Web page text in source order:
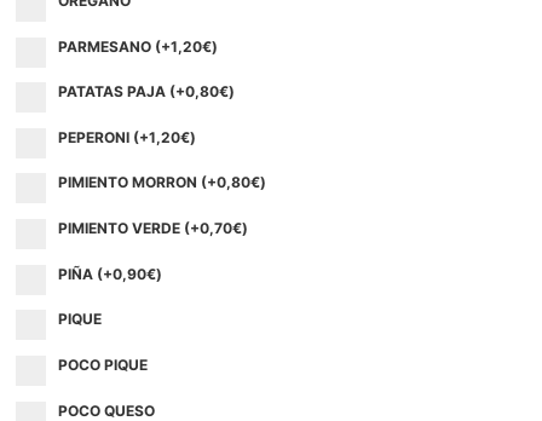
PARMESANO (+1,20€)
PATATAS PAJA (+0,80€)
PEPERONI (+1,20€)
PIMIENTO MORRON (+0,80€)
PIMIENTO VERDE (+0,70€)
PIÑA (+0,90€)
PIQUE
POCO PIQUE
POCO QUESO